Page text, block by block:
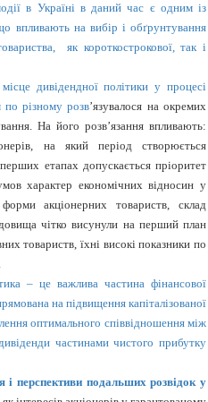
в Україні в даний час є одним із
впливають на вибір і обґрунтування
як короткострокової, так і
дивідендної політики у процесі
по різному розв’язувалося на окремих
На його розв’язання впливають:
на який період створюється
етапах допускається пріоритет
характер економічних відносин у
форми акціонерних товариств, склад
чітко висунули на перший план
товариств, їхні високі показники по
– це важлива частина фінансової
на підвищення капіталізованої
оптимального співвідношення між
частинами чистого прибутку
і перспективи подальших розвідок у